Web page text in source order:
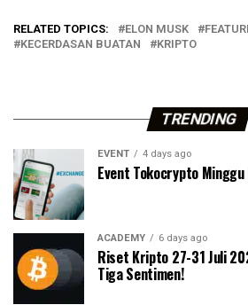
RELATED TOPICS: ELON MUSK
KECERDASAN BUATAN
KRIPTO
TRENDING
EVENT 4 days ago
Event Tokocrypto
ACADEMY 6 days ago
Riset Kripto 27-31 Juli
Tiga Sentimen!